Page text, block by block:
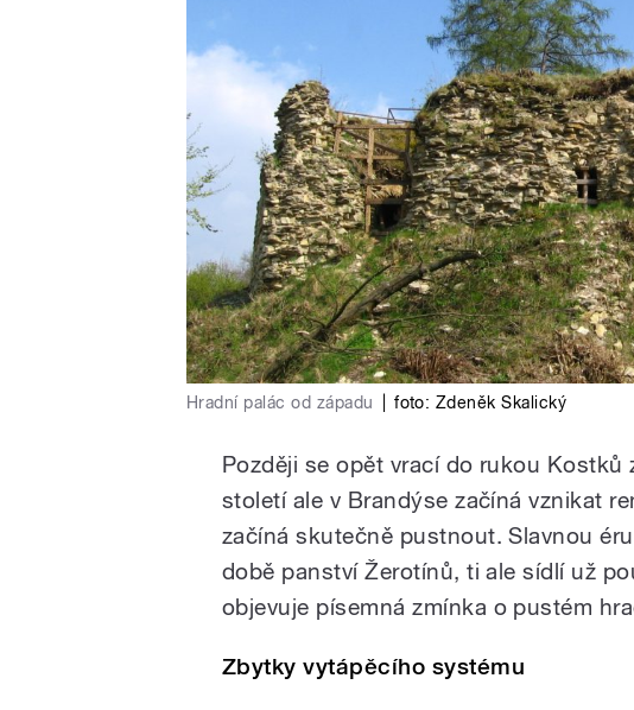
Hradní palác od západu foto: Zdeněk Skalický
Později se opět vrací do rukou Kostků
století ale v Brandýse začíná vznikat
začíná skutečně pustnout. Slavnou
době panství Žerotínů, ti ale sídlí už
objevuje písemná zmínka o pustém
Zbytky vytápěcího systému